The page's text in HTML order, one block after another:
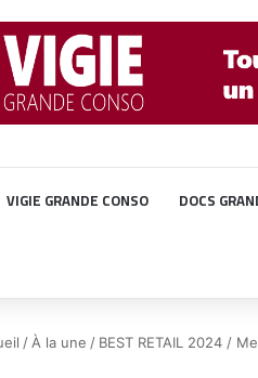
VIGIE GRANDE CONSO DOCS
/ À la une / BEST RETAIL 2024 /